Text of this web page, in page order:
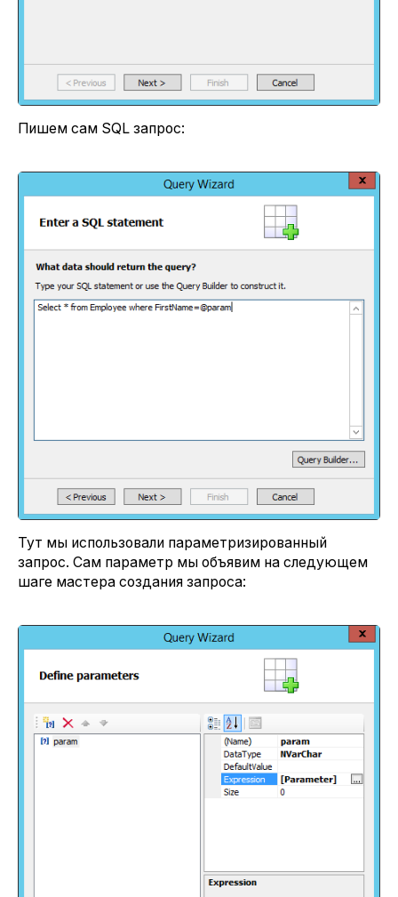
Пишем сам SQL запрос:
Тут мы использовали параметризированный
запрос. Сам параметр мы объявим на следующем
шаге мастера создания запроса: